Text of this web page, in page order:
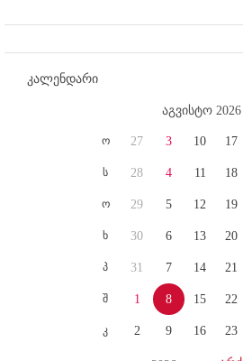
კალენდარი
აგვისტო 2026
ო
ს
ო
ხ
პ
შ
კ
27
28
29
30
31
1
2
3
4
5
6
7
8
9
10
11
12
13
14
15
16
17
18
19
20
21
22
23